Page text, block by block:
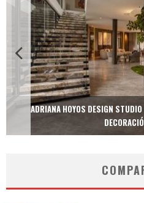
ADRIANA HOYOS DESIGN